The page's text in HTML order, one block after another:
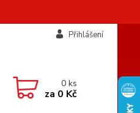
Přihlášení
0ks
za 0 Kč